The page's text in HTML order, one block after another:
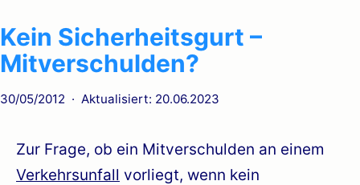
Kein Sicherheitsgurt –
Mitverschulden?
Veröffentlicht
30/05/2012 Aktualisiert: 20.06.2023
Zur Frage, ob ein Mitverschulden an einem
Verkehrsunfall vorliegt, wenn kein